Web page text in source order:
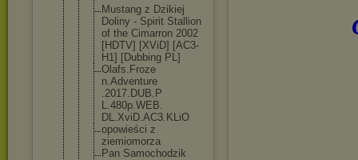
Mustang z Dzikiej
Doliny - Spirit Stallion
of the Cimarron 2002
[HDTV] [XViD] [AC3-
H1] [Dubbing PL]
Olafs.Froze
n.Adventure
.2017.DUB.P
L.480p.WEB.
DL.XviD.AC3.KLiO
opowieści z
ziemiomorza
Pan Samochodzik